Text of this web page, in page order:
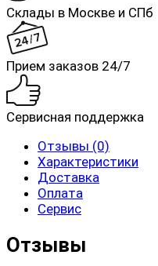
Склады в Москве и СПб
Прием заказов 24/7
Сервисная поддержка
Отзывы (0)
Характеристики
Доставка
Оплата
Сервис
Отзывы